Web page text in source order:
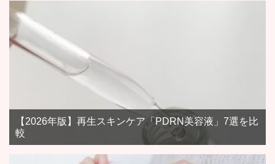
【2026年版】再生スキンケア「PDRN美容液」7選を比
較